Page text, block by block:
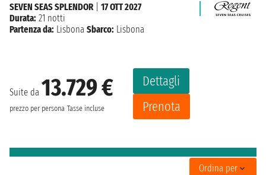
Suite da 13.729 €
prezzo per persona Tasse incluse
Dettagli
Prenota
SEVEN SEAS SPLENDOR
17 OTT 2027
Durata: 21 notti
Partenza da: Lisbona Sbarco: Lisbona
Ordina per